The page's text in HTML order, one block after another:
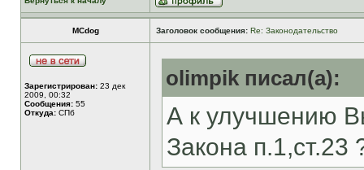
MCdog Заголовок сообщения: Re: Законодательство
Зарегистрирован: 23 дек
2009, 00:32
Сообщения: 55
Откуда: СПб
olimpik писал(а):
А к улучшению
Закона п.1,ст.23